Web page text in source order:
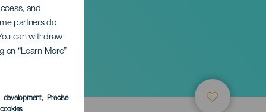
and
partners do
can withdraw
on “Learn More”
development, Precise